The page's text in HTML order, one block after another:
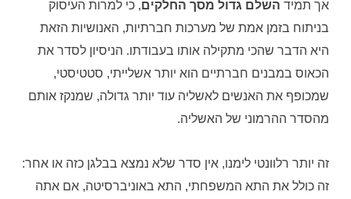
אך תמיד השלם גדול מסך החלקים, כי למרות העיסוק
בניתוח בזמן אמת של מערכות חברתיות, האנושיות הזאת
היא הדבר שהכי מתקילה אותו בעבודתו. הניסיון לסדר את
הכאוס במבנים חברתיים הוא יותר אשלייתי, סטטיסטי,
שמכופף את האנשים לאשליה עוד יותר גדולה, שמנקז אותם
מהסדר ההרמוני של האשליה.
זה יותר רלוונטי לימנו, אין סדר שלא נמצא בבלגן כזה או אחר:
זה כולל את התא המשפחתי, התא באוניברסיטה, אם אתה